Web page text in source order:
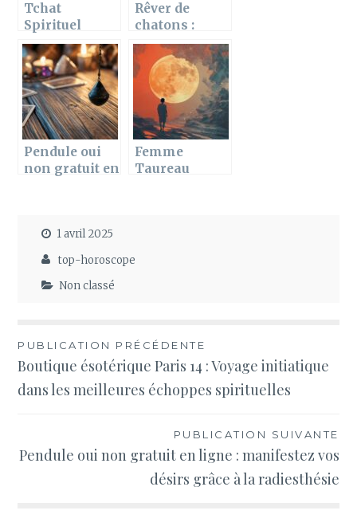
Tchat
Spirituel
Gratuit Sans
Inscription :
Créez votre
Groupe de
Lecture
Ésotérique
Rêver de
chatons :
Quelles
significations
? Symbolisme
et
interprétation
Pendule oui
non gratuit en
grâce à la
radiesthésie
Femme
Taureau
1 avril 2025
top-horoscope
Non classé
Navigation
de
PUBLICATION PRÉCÉDENTE
Boutique ésotérique Paris 14 : Voyage initiatique
dans les meilleures échoppes spirituelles
PUBLICATION SUIVANTE
Pendule oui non gratuit en ligne : manifestez vos
désirs grâce à la radiesthésie